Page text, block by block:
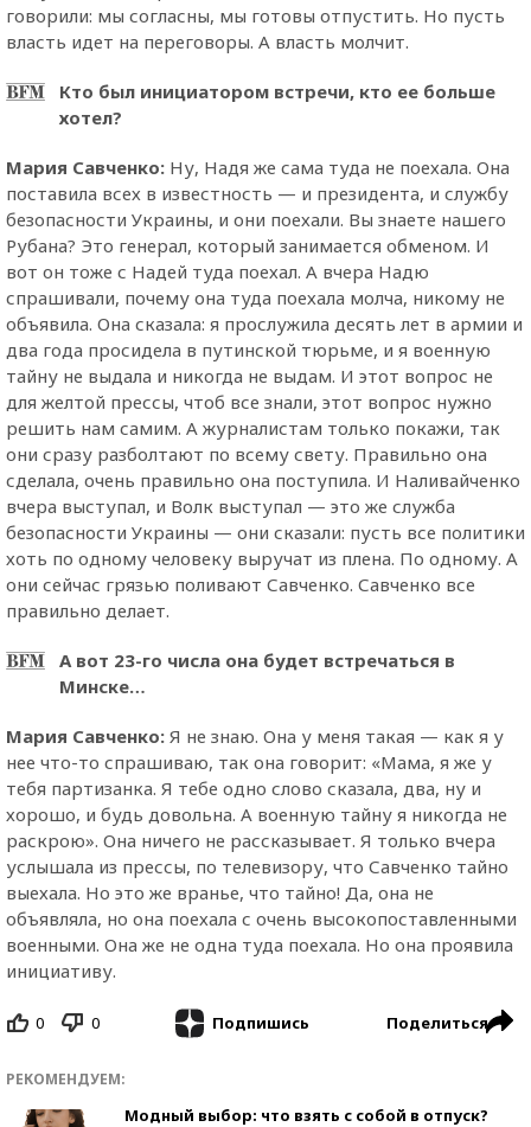
говорили: мы согласны, мы готовы отпустить. Но пусть
власть идет на переговоры. А власть молчит.
Кто был инициатором встречи, кто ее больше
хотел?
Мария Савченко: Ну, Надя же сама туда не поехала. Она
поставила всех в известность — и президента, и службу
безопасности Украины, и они поехали. Вы знаете нашего
Рубана? Это генерал, который занимается обменом. И
вот он тоже с Надей туда поехал. А вчера Надю
спрашивали, почему она туда поехала молча, никому не
объявила. Она сказала: я прослужила десять лет в армии и
два года просидела в путинской тюрьме, и я военную
тайну не выдала и никогда не выдам. И этот вопрос не
для желтой прессы, чтоб все знали, этот вопрос нужно
решить нам самим. А журналистам только покажи, так
они сразу разболтают по всему свету. Правильно она
сделала, очень правильно она поступила. И Наливайченко
вчера выступал, и Волк выступал — это же служба
безопасности Украины — они сказали: пусть все политики
хоть по одному человеку выручат из плена. По одному. А
они сейчас грязью поливают Савченко. Савченко все
правильно делает.
А вот 23-го числа она будет встречаться в
Минске…
Мария Савченко: Я не знаю. Она у меня такая — как я у
нее что-то спрашиваю, так она говорит: «Мама, я же у
тебя партизанка. Я тебе одно слово сказала, два, ну и
хорошо, и будь довольна. А военную тайну я никогда не
раскрою». Она ничего не рассказывает. Я только вчера
услышала из прессы, по телевизору, что Савченко тайно
выехала. Но это же вранье, что тайно! Да, она не
объявляла, но она поехала с очень высокопоставленными
военными. Она же не одна туда поехала. Но она проявила
инициативу.
0 0 Подпишись Поделиться
РЕКОМЕНДУЕМ:
Модный выбор: что взять с собой в отпуск?